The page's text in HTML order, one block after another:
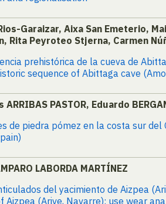
Garaizar, Aixa San Emeterio,
Rita Peyroteo Stjerna, Carmen
prehistórica de la cueva de
sequence of Abittaga cave
ARRIBAS PASTOR, Eduardo
de piedra pómez en la costa sur
LABORDA MARTÍNEZ
del yacimiento de Aizpea
Aizpea (Arive, Navarre): use wear